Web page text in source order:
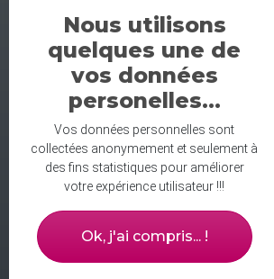
tel: 06.71.93.54.75
contact@galeriedeladanse.fr
facebook/galeriedeladanse
instagram/lagaleriedeladanse
- galerie de la danse © 2021 - wbdsgn & wbdvp :
Nous utilisons
quelques une de
vos données
personelles...
Vos données personnelles sont
collectées anonymement et seulement à
des fins statistiques pour améliorer
votre expérience utilisateur !!!
Ok, j'ai compris... !